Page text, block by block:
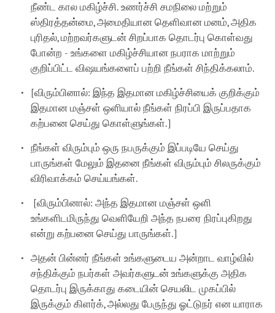
நீண்ட கால மகிழ்ச்சி. உணர்ச்சி சமநிலை மற்றும்
ஸ்திரத்தன்மை, அமைதியான தெளிவான மனம், அதிக
புரிதல், மற்றவர்களுடன் சிறப்பாக தொடர்பு கொள்வது
போன்ற - உங்களை மகிழ்ச்சியான நபராக மாற்றும்
குறிப்பிட்ட விஷயங்களைப் பற்றி நீங்கள் சிந்திக்கலாம்.
[விரும்பினால்: இந்த இதமான மகிழ்ச்சியைக் குறிக்கும்
இதமான மஞ்சள் ஒளியால் நீங்கள் நிரப்பி இருப்பதாக
கற்பனை செய்து கொள்ளுங்கள்.]
நீங்கள் விரும்பும் ஒரு நபருக்கும் இப்படியே செய்து
பாருங்கள் மேலும் இதனை நீங்கள் விரும்பும் சிலருக்கும்
விரிவாக்கம் செய்யங்கள்.
[விரும்பினால்: அந்த இதமான மஞ்சள் ஒளி
உங்களிடமிருந்து வெளியேறி அந்த நபரை நிரப்புகிறது
என்று கற்பனை செய்து பாருங்கள்.]
அதன் பின்னர் நீங்கள் உங்களுடைய அன்றாட வாழ்வில்
சந்திக்கும் நபர்கள் அவர்களுடன் உங்களுக்கு அதிக
தொடர்பு இருக்காது கடையின் செயலிட முகப்பில்
இருக்கும் கிளர்க், அல்லது பேருந்து ஓட்டுநர் என யாராக